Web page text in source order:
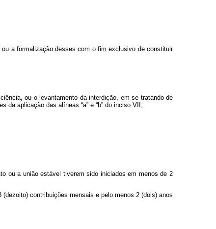
a formalização desses com o fim exclusivo de constituir
ou o levantamento da interdição, em se tratando de
da aplicação das alíneas “a” e “b” do inciso VII;
ou a união estável tiverem sido iniciados em menos de 2
contribuições mensais e pelo menos 2 (dois) anos